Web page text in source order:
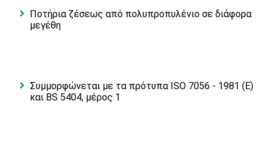
Ποτήρια ζέσεως από πολυπροπυλένιο σε διάφορα
μεγέθη
Συμμορφώνεται με τα πρότυπα ISO 7056 - 1981 (E)
και BS 5404, μέρος 1